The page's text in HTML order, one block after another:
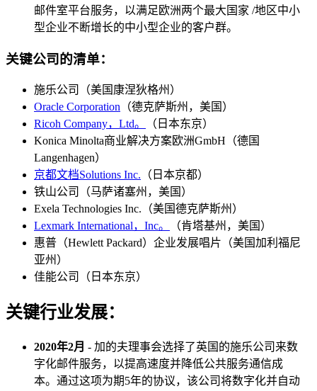
邮件室平台服务，以满足欧洲两个最大国家 /地区中小
型企业不断增长的中小型企业的客户群。
关键公司的清单：
施乐公司（美国康涅狄格州）
Oracle Corporation （德克萨斯州，美国）
Ricoh Company，Ltd。
（日本东京）
Konica Minolta商业解决方案欧洲GmbH（德国
Langenhagen）
京都文档Solutions Inc. （日本京都）
铁山公司（马萨诸塞州，美国）
Exela Technologies Inc.（美国德克萨斯州）
Lexmark International，Inc。
（肯塔基州，美国）
惠普（Hewlett Packard）企业发展唱片（美国加利福尼
亚州）
佳能公司（日本东京）
关键行业发展：
2020年2月 - 加的夫理事会选择了英国的​​施乐公司来数
字化邮件服务，以提高速度并降低公共服务通信成
本。通过这项为期5年的协议，该公司将数字化并自动